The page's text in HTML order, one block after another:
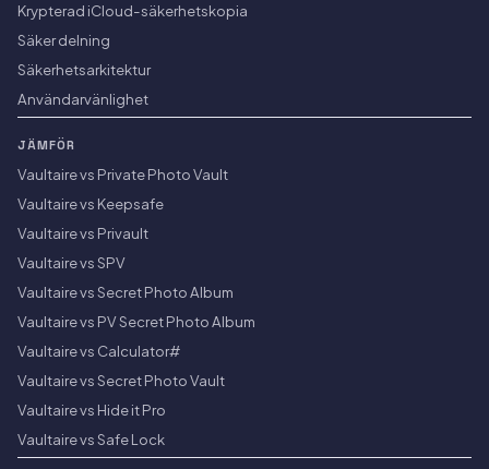
Krypterad iCloud-säkerhetskopia
Säker delning
Säkerhetsarkitektur
Användarvänlighet
JÄMFÖR
Vaultaire vs Private Photo Vault
Vaultaire vs Keepsafe
Vaultaire vs Privault
Vaultaire vs SPV
Vaultaire vs Secret Photo Album
Vaultaire vs PV Secret Photo Album
Vaultaire vs Calculator#
Vaultaire vs Secret Photo Vault
Vaultaire vs Hide it Pro
Vaultaire vs Safe Lock